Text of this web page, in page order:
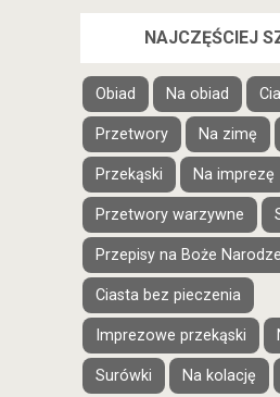
NAJCZĘŚCIEJ
Obiad Na obiad
Przetwory Na zimę
Przekąski Na imprezę
Przetwory warzywne
Przepisy na Boże
Ciasta bez pieczenia
Imprezowe przekąski
Surówki Na kolację